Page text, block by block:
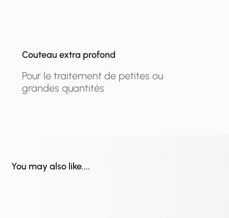
Couteau extra profond
Pour le traitement de petites ou
grandes quantités
You may also like....